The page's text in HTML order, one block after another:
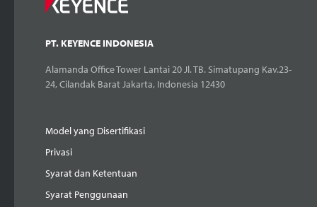
PT. KEYENCE INDONESIA
Alamanda Office Tower Lantai 20 Jl. TB. Simatupang Kav.23-
24, Cilandak Barat Jakarta, Indonesia 12430
Model yang Disertifikasi
Privasi
Syarat dan Ketentuan
Syarat Penggunaan